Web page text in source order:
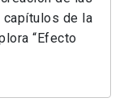
de la
“Efecto